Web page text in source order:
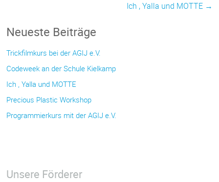
Ich , Yalla und MOTTE →
Neueste Beiträge
Trickfilmkurs bei der AGIJ e.V.
Codeweek an der Schule Kielkamp
Ich , Yalla und MOTTE
Precious Plastic Workshop
Programmierkurs mit der AGIJ e.V.
Unsere Förderer